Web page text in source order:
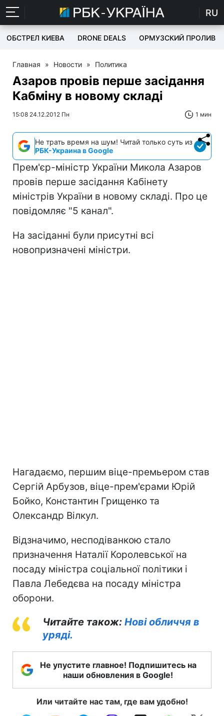
RU
ОБСТРЕЛ КИЕВА DRONE DEALS ОРМУЗСКИЙ ПРОЛИВ
Главная » Новости » Политика
Азаров провів перше засідання
Кабміну в новому складі
15:08 24.12.2012 Пн 1 мин
Не трать время на шум! Читай только суть из
РБК-Украина в Google
Прем'єр-міністр України Микола Азаров
провів перше засідання Кабінету
міністрів України в новому складі. Про це
повідомляє "5 канал".
На засіданні були присутні всі
новопризначені міністри.
Нагадаємо, першим віце-премьером став
Сергій Арбузов, віце-прем'єрами Юрій
Бойко, Константин Грищенко та
Олександр Вілкул.
Відзначимо, несподіванкою стало
призначення Наталії Королевської на
посаду міністра соціальної політики і
Павла Лебедєва на посаду міністра
оборони.
Читайте також: Нові обличчя в
уряді.
Не упустите главное! Подпишитесь на
наши обновления в Google!
Или читайте нас там, где вам удобно!